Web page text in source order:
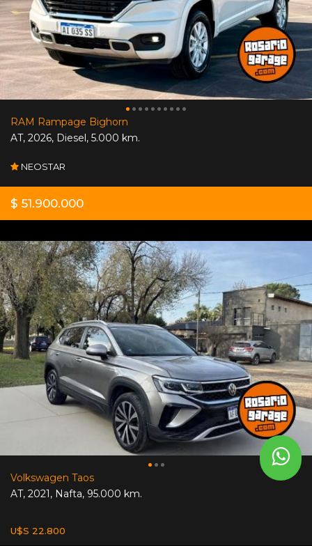
RAM Rampage Bighorn
AT, 2026, Diesel, 5.000 km.
NEOSTAR
$ 51.900.000
Volkswagen Taos
AT, 2021, Nafta, 95.000 km.
U$S 22.800